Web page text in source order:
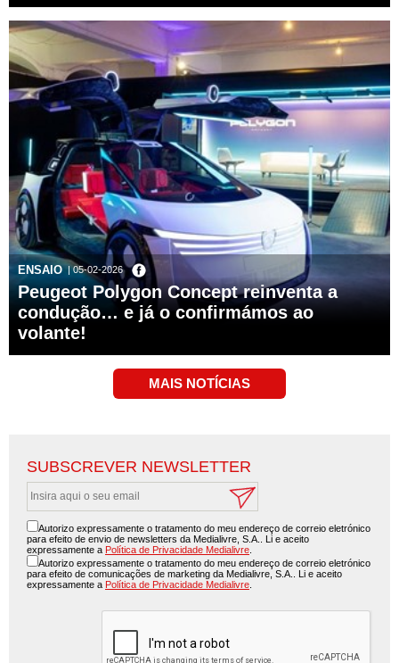
ENSAIO | 05-02-2026
Peugeot Polygon Concept reinventa a
condução… e já o confirmámos ao
volante!
SUBSCREVER NEWSLETTER
Autorizo expressamente o tratamento do meu endereço de correio eletrónico
para efeito de envio de newsletters da Medialivre, S.A.. Li e aceito
expressamente a Política de Privacidade Medialivre
Autorizo expressamente o tratamento do meu endereço de correio eletrónico
para efeito de comunicações de marketing da Medialivre, S.A.. Li e aceito
expressamente a Política de Privacidade Medialivre